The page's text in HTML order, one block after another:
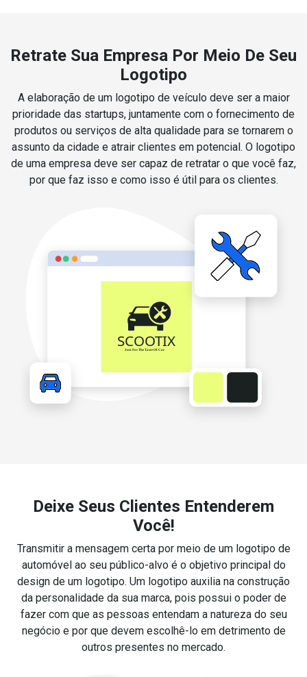
Retrate Sua Empresa Por Meio De Seu
Logotipo
A elaboração de um logotipo de veículo deve ser a maior
prioridade das startups, juntamente com o fornecimento de
produtos ou serviços de alta qualidade para se tornarem o
assunto da cidade e atrair clientes em potencial. O logotipo
de uma empresa deve ser capaz de retratar o que você faz,
por que faz isso e como isso é útil para os clientes.
Deixe Seus Clientes Entenderem
Você!
Transmitir a mensagem certa por meio de um logotipo de
automóvel ao seu público-alvo é o objetivo principal do
design de um logotipo. Um logotipo auxilia na construção
da personalidade da sua marca, pois possui o poder de
fazer com que as pessoas entendam a natureza do seu
negócio e por que devem escolhê-lo em detrimento de
outros presentes no mercado.